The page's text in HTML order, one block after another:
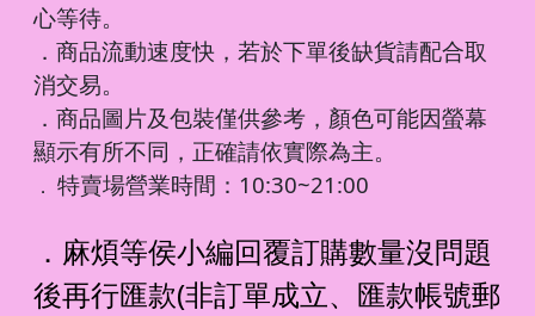
心等待。
．商品流動速度快，若於下單後缺貨請配合取
消交易。
．商品圖片及包裝僅供參考，顏色可能因螢幕
顯示有所不同，正確請依實際為主。
． 特賣場營業時間：10:30~21:00
．麻煩等侯小編回覆訂購數量沒問題
後再行匯款(非訂單成立、匯款帳號郵